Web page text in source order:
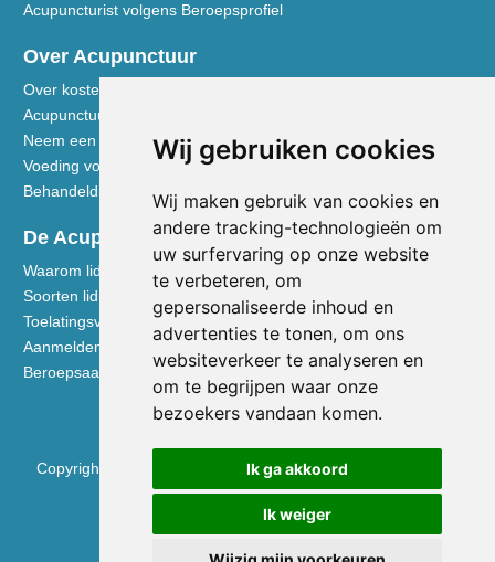
Wij gebruiken cookies
Wij maken gebruik van cookies en
andere tracking-technologieën om
uw surfervaring op onze website
te verbeteren, om
gepersonaliseerde inhoud en
advertenties te tonen, om ons
websiteverkeer te analyseren en
om te begrijpen waar onze
bezoekers vandaan komen.
Ik ga akkoord
Ik weiger
Acupuncturist volgens Beroepsprofiel
Over Acupunctuur
Over kosten en vergoedingen
Acupunctuur toegelicht
Neem een kijkje in de praktijk
Voeding volgens de Vijf Elementen
Behandeldisciplines - TCG
De Acupuncturist
Waarom lid worden van de NVA
Soorten lidmaatschap NVA
Toelatingsvoorwaarden
Aanmelden voor lidmaatschap
Beroepsaansprakelijkheidsverzekering
Copyright © 2026 Nederlandse Vereniging voor Acupunctuur
KVK 40531133
BTW NL0090.68.533.B01